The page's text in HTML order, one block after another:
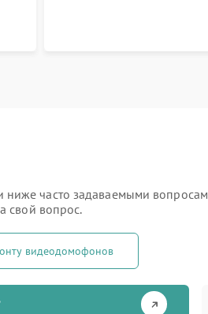
часто задаваемыми
свой вопрос.
видеодомофонов